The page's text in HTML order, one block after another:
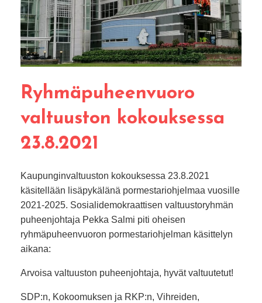
Ryhmäpuheenvuoro
valtuuston kokouksessa
23.8.2021
Kaupunginvaltuuston kokouksessa 23.8.2021
käsitellään lisäpykälänä pormestariohjelmaa vuosille
2021-2025. Sosialidemokraattisen valtuustoryhmän
puheenjohtaja Pekka Salmi piti oheisen
ryhmäpuheenvuoron pormestariohjelman käsittelyn
aikana:
Arvoisa valtuuston puheenjohtaja, hyvät valtuutetut!
SDP:n, Kokoomuksen ja RKP:n, Vihreiden,